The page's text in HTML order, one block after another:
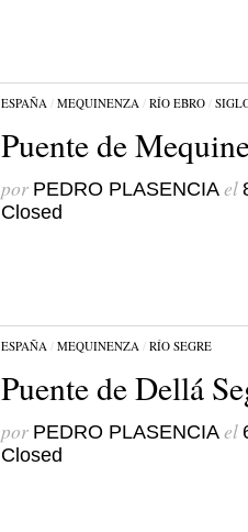
ESPAÑA/ MEQUINENZA/ RÍO EBRO/
Puente de
por PEDRO PLASENCIAel
Closed
ESPAÑA/ MEQUINENZA/ RÍO SEGRE
Puente de Dellá
por PEDRO PLASENCIAel
Closed